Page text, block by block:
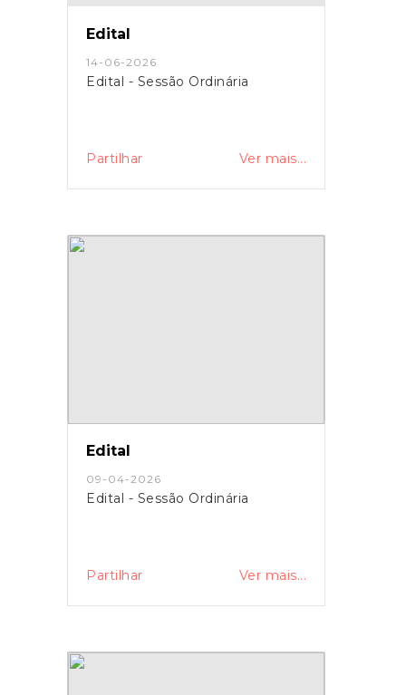
Edital
14-06-2026
Edital - Sessão Ordinária
Partilhar Ver mais...
Edital
09-04-2026
Edital - Sessão Ordinária
Partilhar Ver mais...